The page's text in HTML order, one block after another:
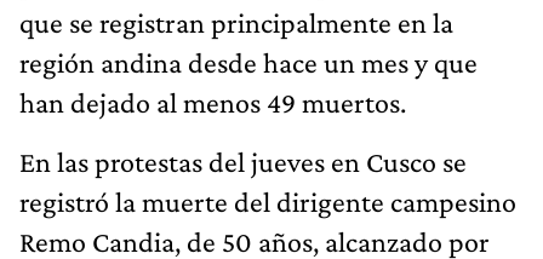
que se registran principalmente en la
región andina desde hace un mes y que
han dejado al menos 49 muertos.
En las protestas del jueves en Cusco se
registró la muerte del dirigente campesino
Remo Candia, de 50 años, alcanzado por